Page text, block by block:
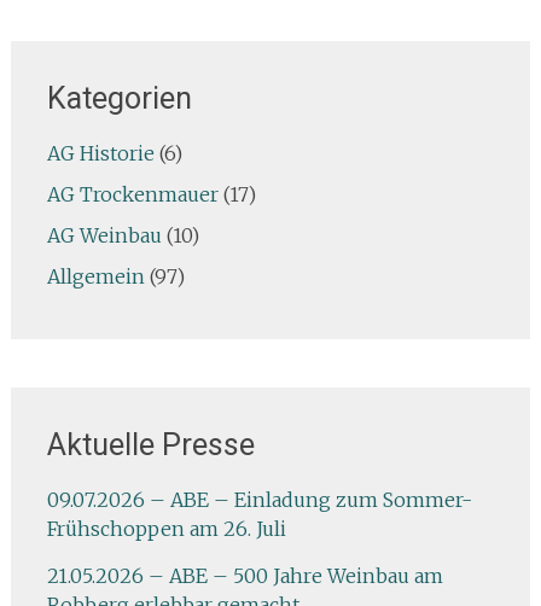
Kategorien
AG Historie (6)
AG Trockenmauer(17)
AG Weinbau (10)
Allgemein (97)
Aktuelle Presse
09.07.2026 – ABE – Einladung zum Sommer-
Frühschoppen am 26. Juli
21.05.2026 – ABE – 500 Jahre Weinbau am